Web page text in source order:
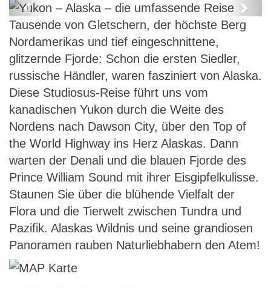
Yukon – Alaska – die umfassende
Reise
Previous
Next
Tausende von Gletschern, der höchste Berg
Nordamerikas und tief eingeschnittene,
glitzernde Fjorde: Schon die ersten Siedler,
russische Händler, waren fasziniert von Alaska.
Diese Studiosus-Reise führt uns vom
kanadischen Yukon durch die Weite des
Nordens nach Dawson City, über den Top of
the World Highway ins Herz Alaskas. Dann
warten der Denali und die blauen Fjorde des
Prince William Sound mit ihrer Eisgipfelkulisse.
Staunen Sie über die blühende Vielfalt der
Flora und die Tierwelt zwischen Tundra und
Pazifik. Alaskas Wildnis und seine grandiosen
Panoramen rauben Naturliebhabern den Atem!